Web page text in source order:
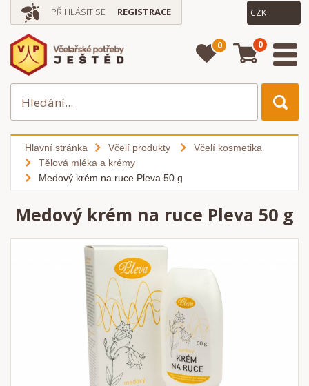
PŘIHLÁSIT SE REGISTRACE
0 0
Hlavní stránka Včelí produkty
Včelí kosmetika
Tělová mléka a krémy
Medový krém na ruce Pleva 50 g
Medový krém na ruce Pleva 50 g